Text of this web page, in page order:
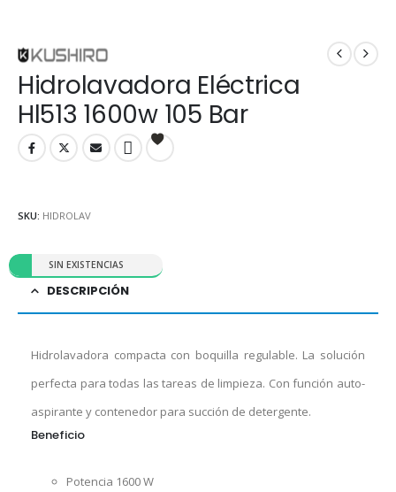
Hidrolavadora Eléctrica
Hl513 1600w 105 Bar
SIN EXISTENCIAS
SKU: HIDROLAV
DESCRIPCIÓN
Hidrolavadora compacta con boquilla regulable. La solución
perfecta para todas las tareas de limpieza. Con función auto-
aspirante y contenedor para succión de detergente.
Beneficio
Potencia 1600 W